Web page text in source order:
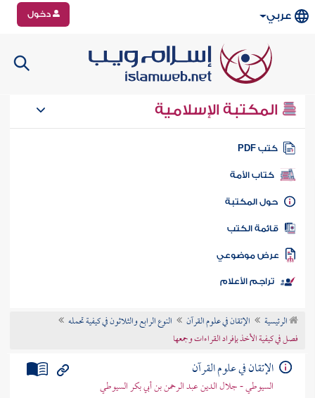
عربي دخول
المكتبة الإسلامية
كتب PDF
كتاب الأمة
المكتبة
الكتب
موضوعي
تراجم الأعلام
الرئيسية الإتقان في علوم القرآن
النوع الرابع والثلاثون في كيفية تحمله
فصل في كيفية الأخذ بإفراد القراءات وجمعها
الإتقان في علوم القرآن
السيوطي - جلال الدين عبد الرحمن بن أبي بكر السيوطي